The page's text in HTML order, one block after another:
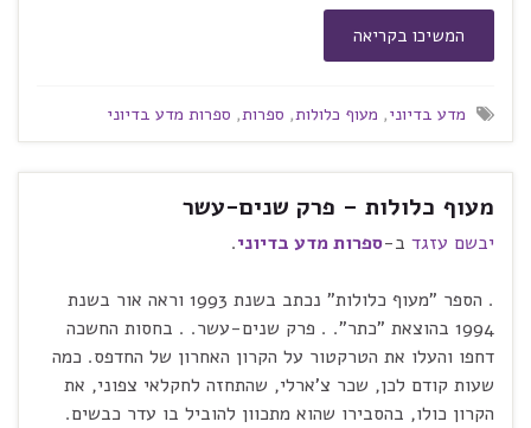
המשיכו בקריאה
מדע בדיוני, מעוף כלולות, ספרות, ספרות מדע בדיוני
מעוף כלולות – פרק שנים-עשר
יבשם עזגד ב-ספרות מדע בדיוני.
. הספר "מעוף כלולות" נכתב בשנת 1993 וראה אור בשנת
1994 בהוצאת "כתר". . פרק שנים-עשר. . בחסות החשכה
דחפו והעלו את הטרקטור על הקרון האחרון של החדפס. כמה
שעות קודם לכן, שכר צ'ארלי, שהתחזה לחקלאי צפוני, את
הקרון כולו, בהסבירו שהוא מתכוון להוביל בו עדר כבשים.